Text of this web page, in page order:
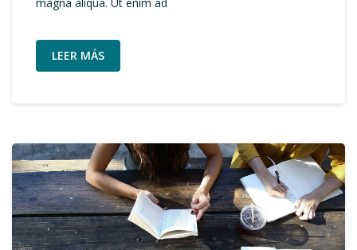
LEER MÁS